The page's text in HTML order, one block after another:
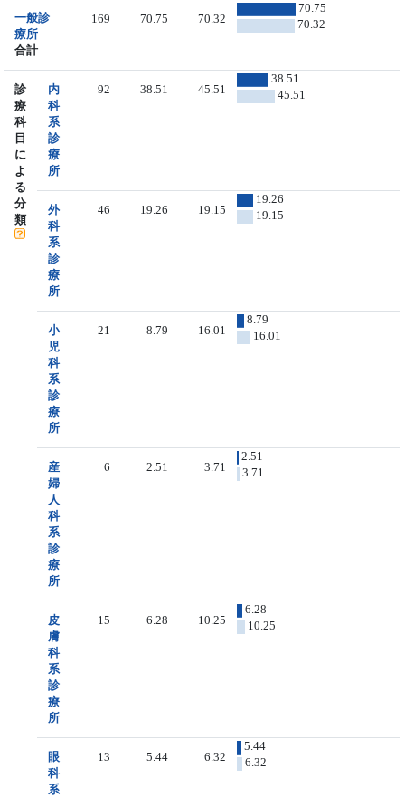
一般診
療所
合計
169 70.75 70.32
70.75
70.32
診
療
科
目
に
よ
る
分
類
内
科
系
診
療
所
92 38.51 45.51
38.51
45.51
外
科
系
診
療
所
46 19.26 19.15
19.26
19.15
小
児
科
系
診
療
所
21 8.79 16.01
8.79
16.01
産
婦
人
科
系
診
療
所
6 2.51 3.71
2.51
3.71
皮
膚
科
系
診
療
所
15 6.28 10.25
6.28
10.25
眼
科
系
13 5.44 6.32
5.44
6.32